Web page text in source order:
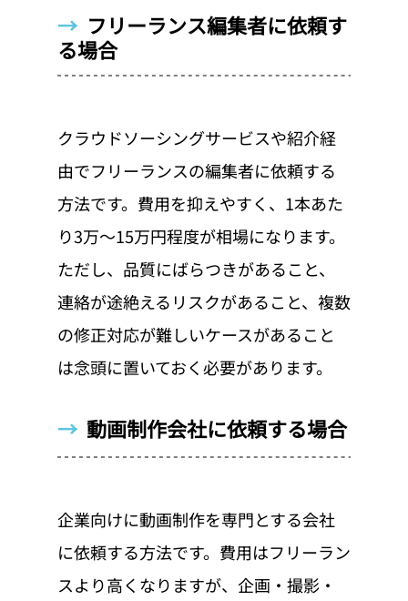
→ フリーランス編集者に依頼す
る場合
クラウドソーシングサービスや紹介経
由でフリーランスの編集者に依頼する
方法です。費用を抑えやすく、1本あた
り3万〜15万円程度が相場になります。
ただし、品質にばらつきがあること、
連絡が途絶えるリスクがあること、複数
の修正対応が難しいケースがあること
は念頭に置いておく必要があります。
→ 動画制作会社に依頼する場合
企業向けに動画制作を専門とする会社
に依頼する方法です。費用はフリーラン
スより高くなりますが、企画・撮影・